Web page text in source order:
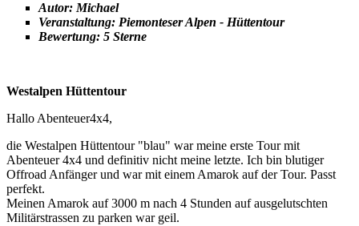
Autor: Michael
Veranstaltung: Piemonteser Alpen - Hüttentour
Bewertung: 5 Sterne
Westalpen Hüttentour
Hallo Abenteuer4x4,
die Westalpen Hüttentour "blau" war meine erste Tour mit
Abenteuer 4x4 und definitiv nicht meine letzte. Ich bin blutiger
Offroad Anfänger und war mit einem Amarok auf der Tour. Passt
perfekt.
Meinen Amarok auf 3000 m nach 4 Stunden auf ausgelutschten
Militärstrassen zu parken war geil.